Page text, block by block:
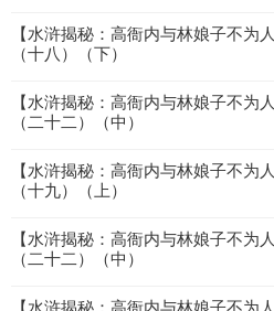
【水浒揭秘：高衙内与林娘子不为
（十八）（下）
【水浒揭秘：高衙内与林娘子不为
（二十二）（中）
【水浒揭秘：高衙内与林娘子不为
（十九）（上）
【水浒揭秘：高衙内与林娘子不为
（二十二）（中）
【水浒揭秘：高衙内与林娘子不为